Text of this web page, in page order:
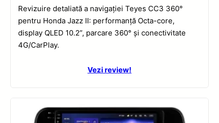
Revizuire detaliată a navigației Teyes CC3 360°
pentru Honda Jazz II: performanță Octa-core,
display QLED 10.2”, parcare 360° și conectivitate
4G/CarPlay.
Vezi review!